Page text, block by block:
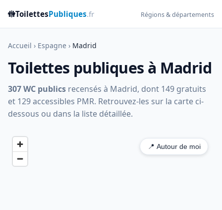
🚻ToilettesPubliques.fr Régions & départements
Accueil › Espagne › Madrid
Toilettes publiques à Madrid
307 WC publics recensés à Madrid, dont 149 gratuits
et 129 accessibles PMR. Retrouvez-les sur la carte ci-
dessous ou dans la liste détaillée.
📍 Autour de moi